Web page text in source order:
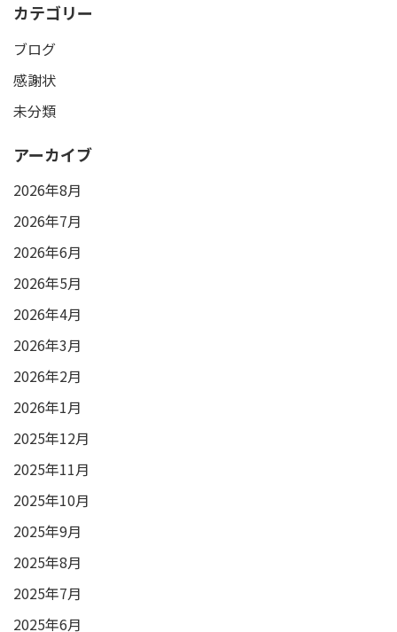
カテゴリー
ブログ
感謝状
未分類
アーカイブ
2026年8月
2026年7月
2026年6月
2026年5月
2026年4月
2026年3月
2026年2月
2026年1月
2025年12月
2025年11月
2025年10月
2025年9月
2025年8月
2025年7月
2025年6月